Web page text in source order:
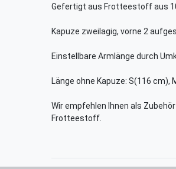
Gefertigt aus Frotteestoff aus
Kapuze zweilagig, vorne 2
Einstellbare Armlänge durch
Länge ohne Kapuze: S(116 cm),
Wir empfehlen Ihnen als
Frotteestoff.